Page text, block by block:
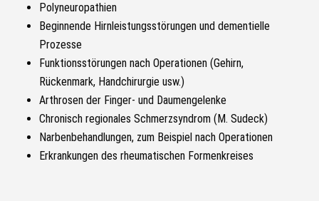
Polyneuropathien
Beginnende Hirnleistungsstörungen und dementielle
Prozesse
Funktionsstörungen nach Operationen (Gehirn,
Rückenmark, Handchirurgie usw.)
Arthrosen der Finger- und Daumengelenke
Chronisch regionales Schmerzsyndrom (M. Sudeck)
Narbenbehandlungen, zum Beispiel nach Operationen
Erkrankungen des rheumatischen Formenkreises